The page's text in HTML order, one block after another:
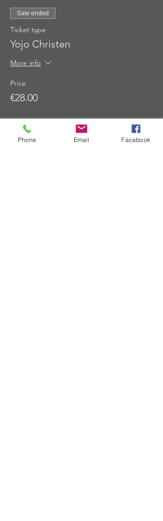
Sale ended
Ticket type
Yojo Christen
More info
Price
€28.00
Sale ended
Phone Email Facebook